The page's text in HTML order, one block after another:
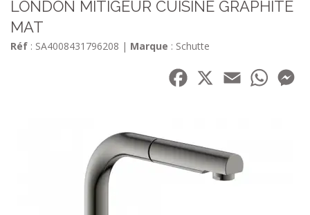
LONDON MITIGEUR CUISINE GRAPHITE
MAT
Réf : SA4008431796208 | Marque : Schutte
Facebook
Email